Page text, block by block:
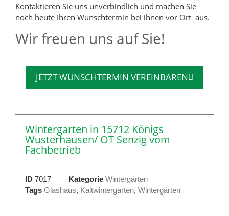
Kontaktieren Sie uns unverbindlich und machen Sie
noch heute Ihren Wunschtermin bei ihnen vor Ort aus.
Wir freuen uns auf Sie!
JETZT WUNSCHTERMIN VEREINBAREN
Wintergarten in 15712 Königs
Wusterhausen/ OT Senzig vom
Fachbetrieb
ID 7017 Kategorie Wintergärten
Tags Glashaus, Kaltwintergarten, Wintergärten